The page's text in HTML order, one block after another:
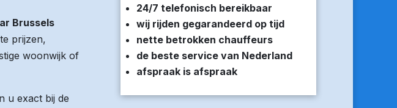
Brussels
prijzen,
woonwijk of
u exact bij de
24/7 telefonisch bereikbaar
wij rijden gegarandeerd op tijd
nette betrokken chauffeurs
de beste service van Nederland
afspraak is afspraak